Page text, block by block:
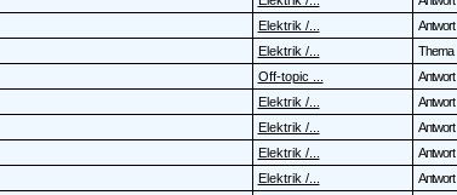
Elektrik /... Antwort
Elektrik /... Thema
Off-topic ... Antwort
Elektrik /... Antwort
Elektrik /... Antwort
Elektrik /... Antwort
Elektrik /... Antwort